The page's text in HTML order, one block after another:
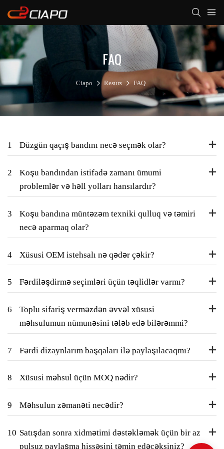
FAQ
Ciapo Resurs FAQ
1 Düzgün qaçış bandını necə seçmək olar?
2
Koşu bandından istifadə zamanı ümumi
problemlər və həll yolları hansılardır?
3
Koşu bandına müntəzəm texniki qulluq və təmiri
necə aparmaq olar?
4 Xüsusi OEM istehsalı nə qədər çəkir?
5 Fərdiləşdirmə seçimləri üçün təqlidlər varmı?
6
Toplu sifariş verməzdən əvvəl xüsusi
məhsulumun nümunəsini tələb edə bilərəmmi?
7 Fərdi dizaynlarım başqaları ilə paylaşılacaqmı?
8 Xüsusi məhsul üçün MOQ nədir?
9 Məhsulun zəmanəti necədir?
10 Satışdan sonra xidmətimi dəstəkləmək üçün bir az
pulsuz paylaşma hissəsini təmin edəcəksiniz?